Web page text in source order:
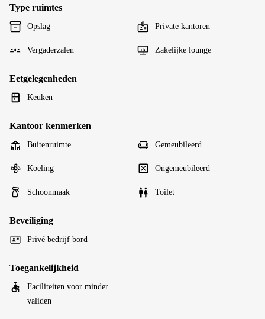
Type ruimtes
Opslag Private kantoren
Vergaderzalen Zakelijke lounge
Eetgelegenheden
Keuken
Kantoor kenmerken
Buitenruimte Gemeubileerd
Koeling Ongemeubileerd
Schoonmaak Toilet
Beveiliging
Privé bedrijf bord
Toegankelijkheid
Faciliteiten voor minder
validen